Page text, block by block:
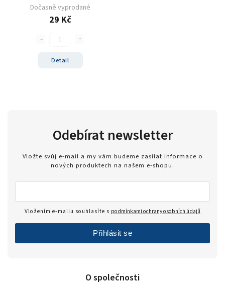
Dočasně vyprodané
29 Kč
Detail
O společnosti
Odebírat newsletter
Vložte svůj e-mail a my vám budeme zasílat informace o
nových produktech na našem e-shopu.
Vložením e-mailu souhlasíte s podmínkami ochrany osobních údajů
Přihlásit se